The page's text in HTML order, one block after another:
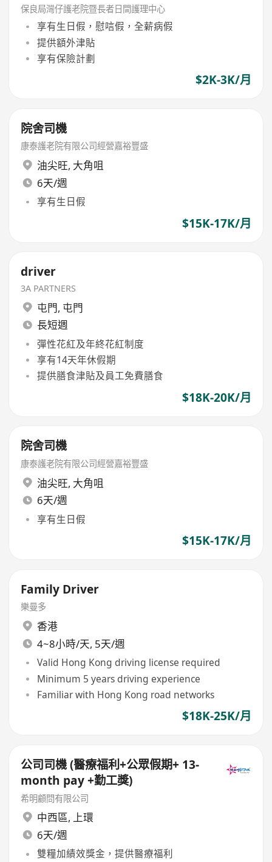
保良局灣仔護老院暨長者日間護理中心
享有生日假，慰唁假，全薪病假
提供額外津貼
享有保險計劃
$2K-3K/月
院舍司機
康泰護老院有限公司經營嘉裕豐盛
油尖旺, 大角咀
6天/週
享有生日假
$15K-17K/月
driver
3A PARTNERS
屯門, 屯門
長短週
彈性花紅及年終花紅制度
享有14天年休假期
提供膳食津貼及員工免費膳食
$18K-20K/月
院舍司機
康泰護老院有限公司經營嘉裕豐盛
油尖旺, 大角咀
6天/週
享有生日假
$15K-17K/月
Family Driver
樂曼多
香港
4~8小時/天, 5天/週
Valid Hong Kong driving license required
Minimum 5 years driving experience
Familiar with Hong Kong road networks
$18K-25K/月
公司司機 (醫療福利+公眾假期+ 13-
month pay +勤工獎)
希明顧問有限公司
中西區, 上環
6天/週
雙糧加績效獎金，提供醫療福利